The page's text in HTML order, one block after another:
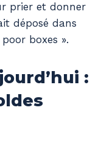
prier et donner
déposé dans
boxes ».
: